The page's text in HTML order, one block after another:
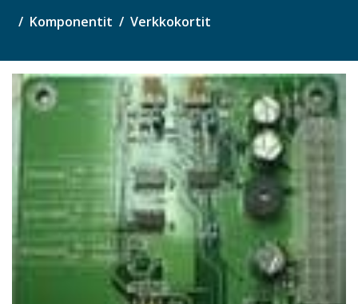
Komponentit Verkkokortit